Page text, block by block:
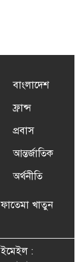
সুশি
দেশসমূহে
ও করণীয়
হলেন যুক্তরাজ্য
কমিটির
পুরস্কার
বাংলাদেশ
ফ্রান্স
প্রবাস
আন্তর্জাতিক
অর্থনীতি
খাতুন
: